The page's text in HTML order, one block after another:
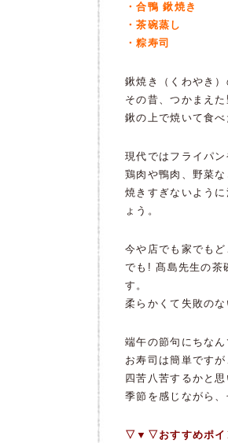
・合鴨 鍬焼き
・茶碗蒸し
・粽寿司
鍬焼き（くわやき
その昔、つかまえ
鍬の上で焼いて食
現代ではフライパ
鶏肉や鴨肉、野菜
焼きすぎないよう
ょう。
今や店でも家でも
でも! 髙島先生の茶
す。
柔らかくて失敗の
端午の節句にちなん
お寿司は簡単です
四苦八苦するかと思
季節を感じながら
▽▼▽おすすめポ